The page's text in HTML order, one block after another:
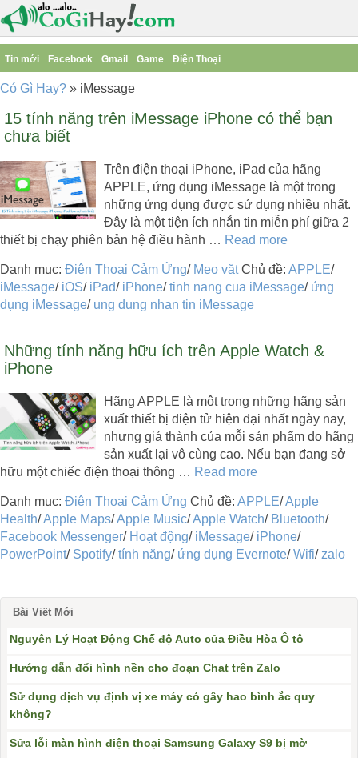
Tin mới Facebook Gmail Game Điện Thoại
Có Gì Hay? » iMessage
15 tính năng trên iMessage iPhone có thể bạn
chưa biết
Trên điện thoại iPhone, iPad của hãng
APPLE, ứng dụng iMessage là một trong
những ứng dụng được sử dụng nhiều nhất.
Đây là một tiện ích nhắn tin miễn phí giữa 2
thiết bị chạy phiên bản hệ điều hành … Read more
Danh mục: Điện Thoại Cảm Ứng/ Mẹo vặt Chủ đề: APPLE/
iMessage/ iOS/ iPad/ iPhone/tinh nang cua iMessage/ ứng
dụng iMessage/ ung dung nhan tin iMessage
Những tính năng hữu ích trên Apple Watch &
iPhone
Hãng APPLE là một trong những hãng sản
xuất thiết bị điện tử hiện đại nhất ngày nay,
nhưng giá thành của mỗi sản phẩm do hãng
sản xuất lại vô cùng cao. Nếu bạn đang sở
hữu một chiếc điện thoại thông … Read more
Danh mục: Điện Thoại Cảm Ứng Chủ đề: APPLE/Apple
Health/Apple Maps/Apple Music/Apple Watch/ Bluetooth/
Facebook Messenger/ Hoạt động/ iMessage/ iPhone/
PowerPoint/ Spotify/tính năng/ ứng dụng Evernote/Wifi/ zalo
Bài Viết Mới
Nguyên Lý Hoạt Động Chế độ Auto của Điều Hòa Ô tô
Hướng dẫn đổi hình nền cho đoạn Chat trên Zalo
Sử dụng dịch vụ định vị xe máy có gây hao bình ắc quy
không?
Sửa lỗi màn hình điện thoại Samsung Galaxy S9 bị mờ